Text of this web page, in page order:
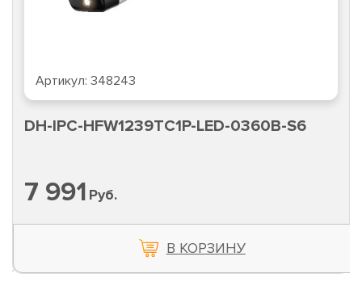
Артикул: 348243
DH-IPC-HFW1239TC1P-LED-0360B-S6
7 991 Руб.
В КОРЗИНУ